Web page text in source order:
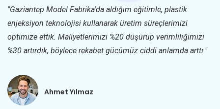
"Gaziantep Model Fabrika'da aldığım eğitimle, plastik
enjeksiyon teknolojisi kullanarak üretim süreçlerimizi
optimize ettik. Maliyetlerimizi %20 düşürüp verimliliğimizi
%30 artırdık, böylece rekabet gücümüz ciddi anlamda arttı."
Ahmet Yılmaz